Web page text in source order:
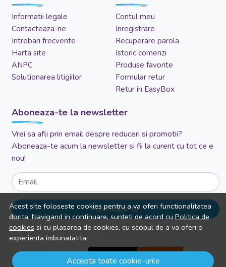
Acest site foloseste cookies pentru a va oferi functionalitatea
dorita. Navigand in continuare, sunteti de acord cuPolitica de
cookies si cu plasarea de cookies, cu scopul de a va oferi o
experienta imbunatatita.
Accepta toate cookie-urile
Informatii legale
Contacteaza-ne
Intrebari frecvente
Harta site
ANPC
Solutionarea litigiilor
Contul meu
Inregistrare
Recuperare parola
Istoric comenzi
Produse favorite
Formular retur
Retur in EasyBox
Aboneaza-te la newsletter
Vrei sa afli prin email despre reduceri si promotii?
Aboneaza-te acum la newsletter si fii la curent cu tot ce e
nou!
Email
Aboneaza-te